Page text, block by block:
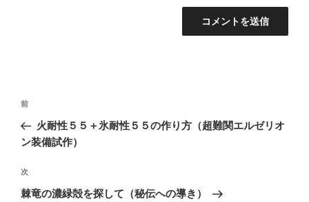
投
ナ
ゲ
ー
前
の
投
前
火耐性５５＋氷耐性５５の作り方（超難関エルゼリオ
ン装備試作）
次
の
次
棘竜の濃緑殻を探して（秘伝への導き）